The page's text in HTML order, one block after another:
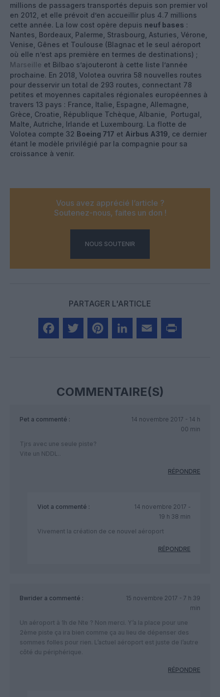
millions de passagers transportés depuis son premier vol
en 2012, et elle prévoit d’en accueillir plus 4.7 millions
cette année. La low cost opère depuis neuf bases :
Nantes, Bordeaux, Palerme, Strasbourg, Asturies, Vérone,
Venise, Gênes et Toulouse (Blagnac et le seul aéroport
où elle n’est aps première en termes de destinations) ;
Marseille et Bilbao s’ajouteront à cette liste l’année
prochaine. En 2018, Volotea ouvrira 58 nouvelles routes
pour desservir un total de 293 routes, connectant 78
petites et moyennes capitales régionales européennes à
travers 13 pays : France, Italie, Espagne, Allemagne,
Grèce, Croatie, République Tchèque, Albanie, Portugal,
Malte, Autriche, Irlande et Luxembourg. La flotte de
Volotea compte 32 Boeing 717 et Airbus A319 , ce dernier
étant le modèle privilégié par la compagnie pour sa
croissance à venir.
Vous avez apprécié l’article ?
Soutenez-nous, faites un don !
NOUS SOUTENIR
PARTAGER L'ARTICLE
COMMENTAIRE(S)
Pet a commenté :
14 novembre 2017 - 14 h
00 min
Tjrs avec une seule piste?
Vite un NDDL..
RÉPONDRE
Viot a commenté :
14 novembre 2017 -
19 h 38 min
Vivement la création de ce nouvel aéroport
RÉPONDRE
Bwrider a commenté :
15 novembre 2017 - 7 h 39
min
Un aéroport à 1h de Nte ? Non merci. Y’a la place pour une
2ème piste ça ira bien comme ça au lieu de dépenser des
sommes folles pour rien. L’actuel aéroport est juste de l’autre
côté du périphérique.
RÉPONDRE